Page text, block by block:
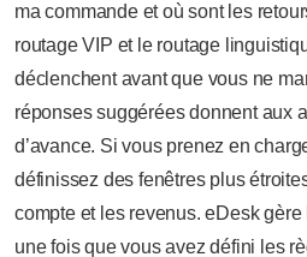
ma commande et où sont les
routage VIP et le routage
déclenchent avant que vous ne
réponses suggérées donnent aux
d’avance. Si vous prenez en
définissez des fenêtres plus
compte et les revenus. eDesk
une fois que vous avez défini les